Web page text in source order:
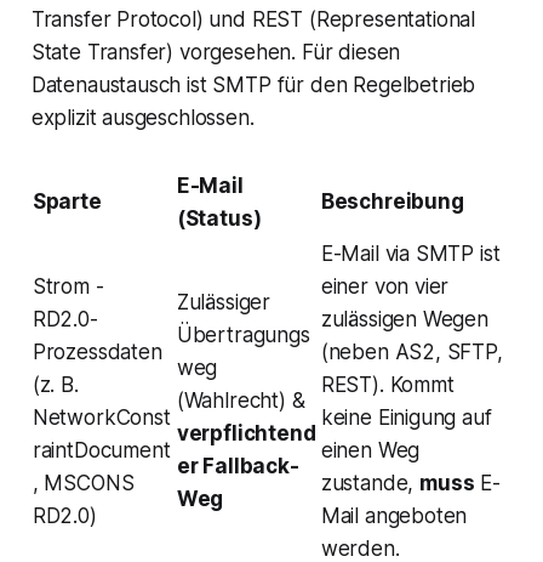
Transfer Protocol) und REST (Representational
State Transfer) vorgesehen. Für diesen
Datenaustausch ist SMTP für den Regelbetrieb
explizit ausgeschlossen.
Sparte
E-Mail
(Status)
Beschreibung
Strom -
RD2.0-
Prozessdaten
(z. B.
NetworkConst
raintDocument
, MSCONS
RD2.0)
Zulässiger
Übertragungs
weg
(Wahlrecht) &
verpflichtend
er Fallback-
Weg
E-Mail via SMTP ist
einer von vier
zulässigen Wegen
(neben AS2, SFTP,
REST). Kommt
keine Einigung auf
einen Weg
zustande, muss E-
Mail angeboten
werden.